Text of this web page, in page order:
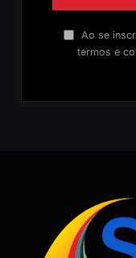
Ao se
termos e